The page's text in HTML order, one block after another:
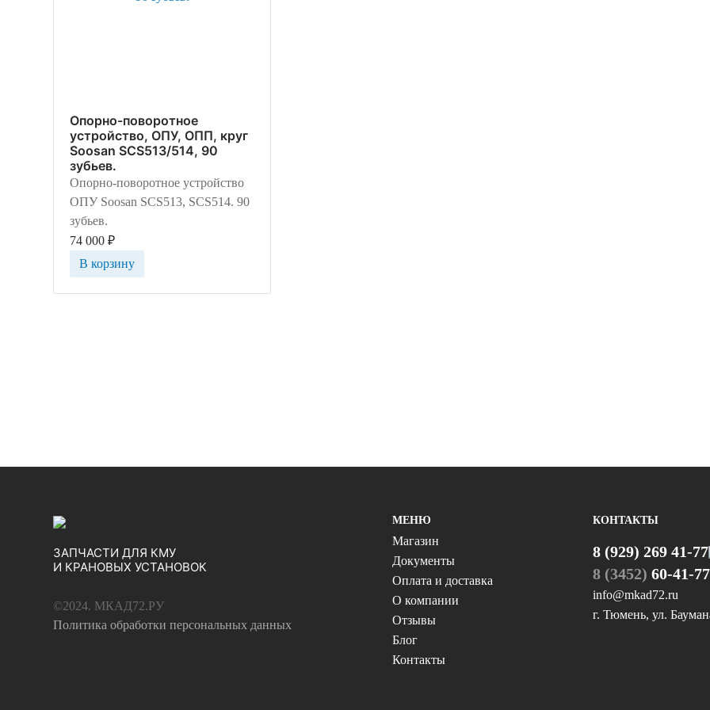
Опорно-поворотное
устройство, ОПУ, ОПП, круг
Soosan SCS513/514, 90
зубьев.
Опорно-поворотное устройство
ОПУ Soosan SCS513, SCS514. 90
зубьев.
74 000₽
В корзину
ЗАПЧАСТИ ДЛЯ КМУ
И КРАНОВЫХ УСТАНОВОК
©2024. МКАД72.РУ
Политика обработки персональных данных
МЕНЮ
Магазин
Документы
Оплата и доставка
О компании
Отзывы
Блог
Контакты
КОНТАКТЫ
8 (929) 269 41-77
8 (3452)60-41-77
info@mkad72.ru
г. Тюмень, ул.